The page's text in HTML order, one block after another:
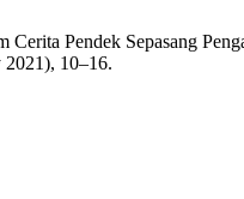
Pendek Sepasang
10–16.